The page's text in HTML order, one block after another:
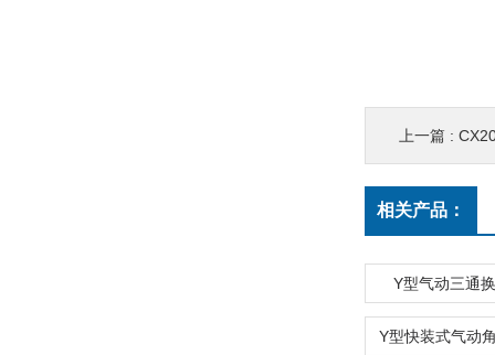
上一篇 :
相关产品：
Y型气动三通